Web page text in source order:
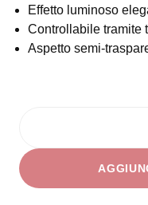
Effetto luminoso
Controllabile tramite
Aspetto semi-